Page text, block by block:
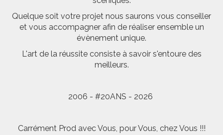
Quelque soit votre projet nous saurons vous conseiller
et vous accompagner afin de réaliser ensemble un
évènement unique.
L'art de la réussite consiste à savoir s'entoure des
meilleurs.
2006 - #20ANS - 2026
Carrément Prod avec Vous, pour Vous, chez Vous !!!